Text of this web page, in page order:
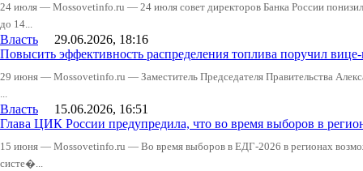
24 июля — Mossovetinfo.ru — 24 июля совет директоров Банка России
до 14...
Власть 29.06.2026, 18:16
Повысить эффективность распределения топлива поручил
29 июня — Mossovetinfo.ru — Заместитель Председателя Правительства
...
Власть 15.06.2026, 16:51
Глава ЦИК России предупредила, что во время выборов в
15 июня — Mossovetinfo.ru — Во время выборов в ЕДГ-2026 в регионах
систе�...